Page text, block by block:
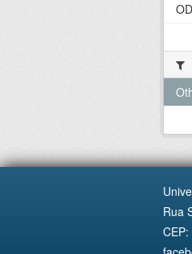
Rua